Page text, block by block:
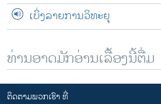
ເບິ່ງລາຍການວິທະຍຸ
ທ່ານອາດມັກອ່ານເລື້ອງນີ້ຕື່ມ
ຕິດຕາມພວກເຮົາ ທີ່